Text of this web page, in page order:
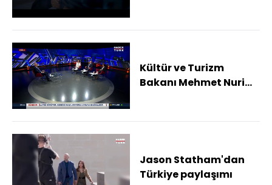
Kültür ve Turizm
Bakanı Mehmet Nuri
Jason Statham'dan
Türkiye paylaşımı